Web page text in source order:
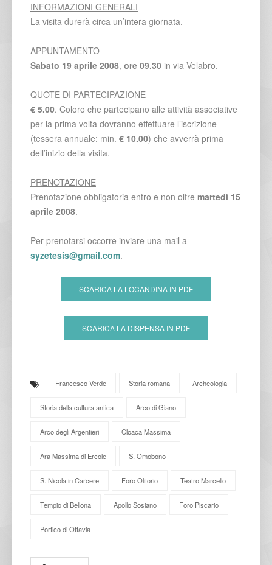
INFORMAZIONI GENERALI
La visita durerà circa un’intera giornata.
APPUNTAMENTO
Sabato 19 aprile 2008, ore 09.30 in via Velabro.
QUOTE DI PARTECIPAZIONE
€ 5.00. Coloro che partecipano alle attività associative
per la prima volta dovranno effettuare l’iscrizione
(tessera annuale: min. € 10.00) che avverrà prima
dell’inizio della visita.
PRENOTAZIONE
Prenotazione obbligatoria entro e non oltre martedì 15
aprile 2008.
Per prenotarsi occorre inviare una mail a
syzetesis@gmail.com.
SCARICA LA LOCANDINA IN PDF
SCARICA LA DISPENSA IN PDF
Francesco Verde Storia romana Archeologia
Storia della cultura antica Arco di Giano
Arco degli Argentieri Cloaca Massima
Ara Massima di Ercole S. Omobono
S. Nicola in Carcere Foro Olitorio Teatro Marcello
Tempio di Bellona Apollo Sosiano Foro Piscario
Portico di Ottavia